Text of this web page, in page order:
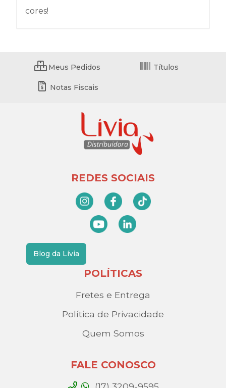
cores!
Meus Pedidos Títulos
Notas Fiscais
REDES SOCIAIS
Blog da Lívia
POLÍTICAS
Fretes e Entrega
Política de Privacidade
Quem Somos
FALE CONOSCO